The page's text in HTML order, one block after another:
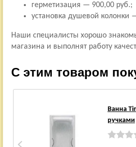
герметизация — 900,00 руб.;
установка душевой колонки
Наши специалисты хорошо
магазина и выполнят работу
С этим товаром
Ванна
ручками